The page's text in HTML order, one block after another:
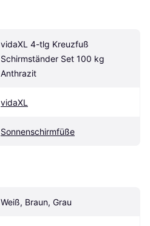
vidaXL 4-tlg Kreuzfuß
Schirmständer Set 100 kg
Anthrazit
vidaXL
Sonnenschirmfüße
Weiß, Braun, Grau